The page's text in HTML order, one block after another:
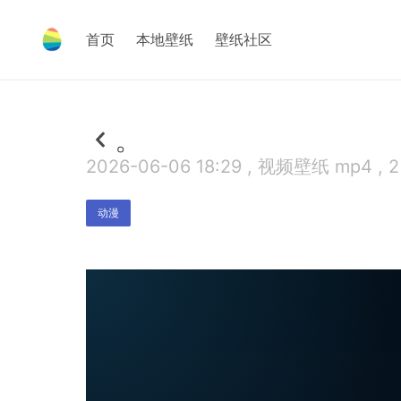
首页 本地壁纸 壁纸社区
。
2026-06-06 18:29 , 视频壁纸 mp4 ,
动漫